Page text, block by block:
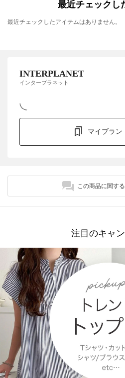
最近チェックし
最近チェックしたアイテムはありません。
INTERPLANET
インタープラネット
マイブラン
この商品に関す
注目のキャ